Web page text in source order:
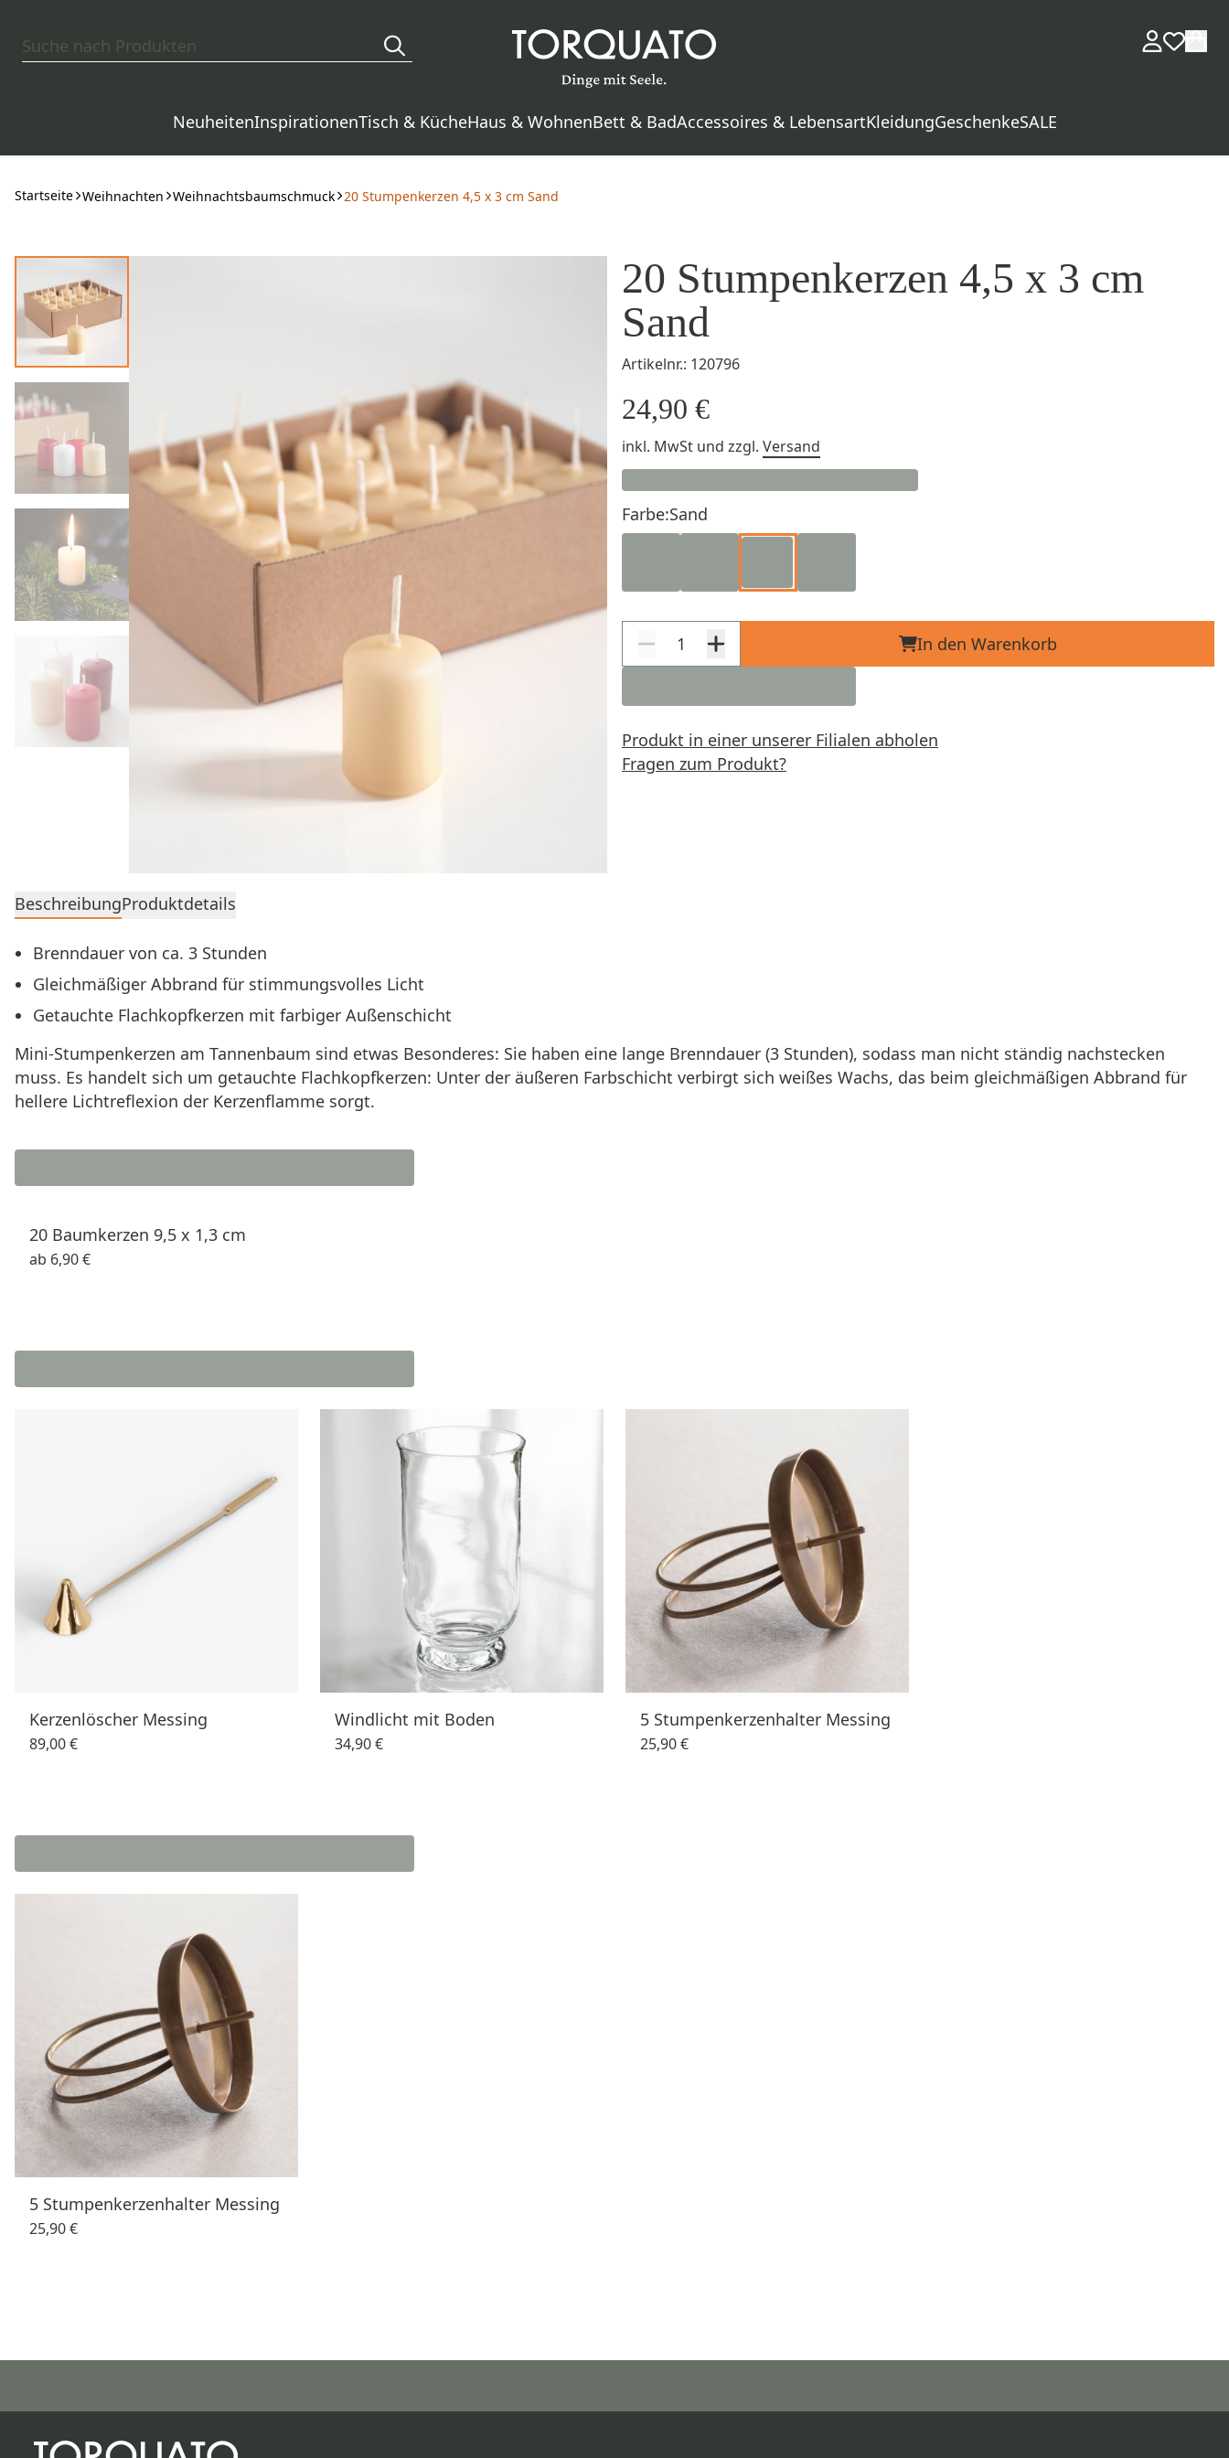
NeuheitenInspirationenTisch & KücheHaus & WohnenBett & BadAccessoires & LebensartKleidungGeschenkeSALE
Startseite Weihnachten Weihnachtsbaumschmuck 20 Stumpenkerzen 4,5 x 3 cm Sand
20 Stumpenkerzen 4,5 x 3 cm
Sand
Artikelnr.: 120796
24,90 €
inkl. MwSt und zzgl. Versand
Farbe:Sand
In den Warenkorb
Produkt in einer unserer Filialen abholen
Fragen zum Produkt?
BeschreibungProduktdetails
Brenndauer von ca. 3 Stunden
Gleichmäßiger Abbrand für stimmungsvolles Licht
Getauchte Flachkopfkerzen mit farbiger Außenschicht
Mini-Stumpenkerzen am Tannenbaum sind etwas Besonderes: Sie haben eine lange Brenndauer (3 Stunden), sodass man nicht ständig nachstecken
muss. Es handelt sich um getauchte Flachkopfkerzen: Unter der äußeren Farbschicht verbirgt sich weißes Wachs, das beim gleichmäßigen Abbrand für
hellere Lichtreflexion der Kerzenflamme sorgt.
20 Baumkerzen 9,5 x 1,3 cm
ab 6,90 €
Kerzenlöscher Messing
89,00 €
Windlicht mit Boden
34,90 €
5 Stumpenkerzenhalter Messing
25,90 €
5 Stumpenkerzenhalter Messing
25,90 €